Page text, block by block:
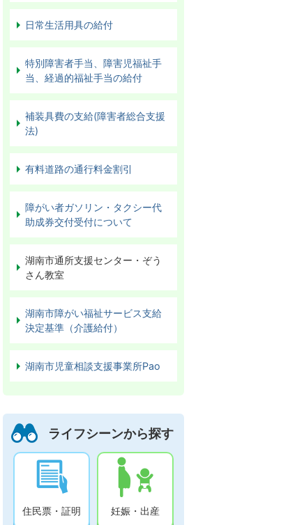
日常生活用具の給付
特別障害者手当、障害児福祉手
当、経過的福祉手当の給付
補装具費の支給(障害者総合支援
法)
有料道路の通行料金割引
障がい者ガソリン・タクシー代
助成券交付受付について
湖南市通所支援センター・ぞう
さん教室
湖南市障がい福祉サービス支給
決定基準（介護給付）
湖南市児童相談支援事業所Pao
ライフシーンから探す
住民票・証明 妊娠・出産